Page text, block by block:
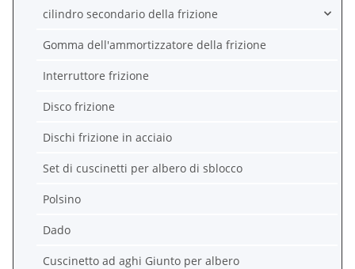
cilindro secondario della frizione
Gomma dell'ammortizzatore della frizione
Interruttore frizione
Disco frizione
Dischi frizione in acciaio
Set di cuscinetti per albero di sblocco
Polsino
Dado
Cuscinetto ad aghi Giunto per albero